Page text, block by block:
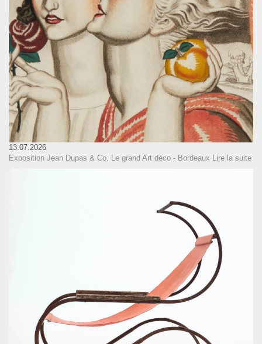
13.07.2026
Exposition Jean Dupas & Co. Le grand Art déco - Bordeaux Lire la suite